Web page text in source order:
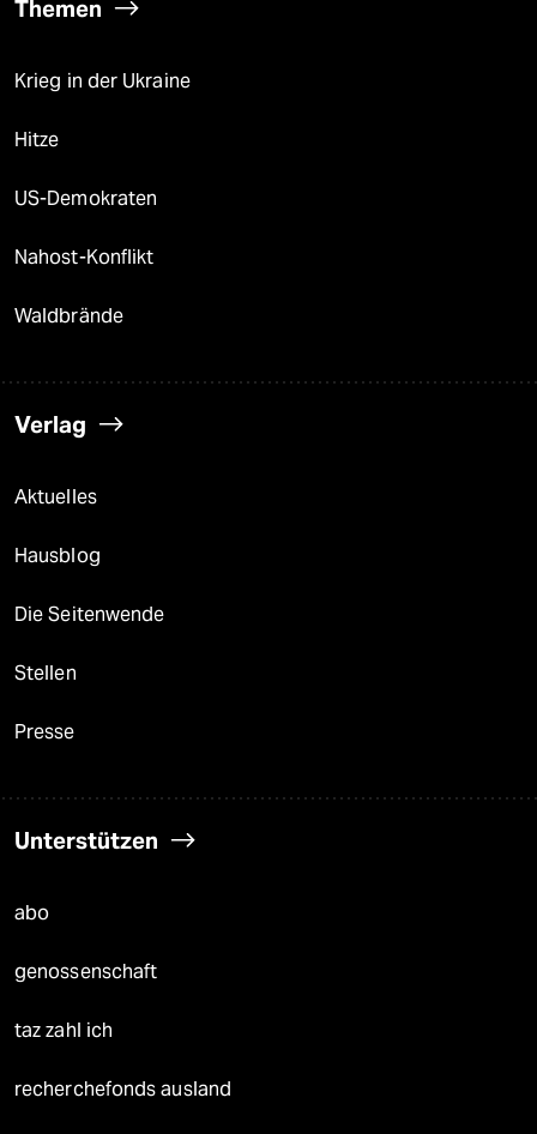
Themen
Krieg in der Ukraine
Hitze
US-Demokraten
Nahost-Konflikt
Waldbrände
Verlag
Aktuelles
Hausblog
Die Seitenwende
Stellen
Presse
Unterstützen
abo
genossenschaft
taz zahl ich
recherchefonds ausland